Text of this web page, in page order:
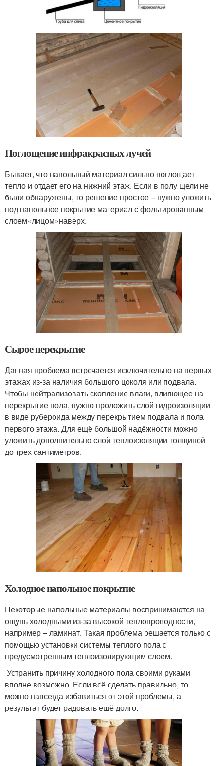
Поглощение инфракрасных лучей
Бывает, что напольный материал сильно поглощает
тепло и отдает его на нижний этаж. Если в полу щели не
были обнаружены, то решение простое – нужно уложить
под напольное покрытие материал с фольгированным
слоем«лицом»наверх.
Сырое перекрытие
Данная проблема встречается исключительно на первых
этажах из-за наличия большого цоколя или подвала.
Чтобы нейтрализовать скопление влаги, влияющее на
перекрытие пола, нужно проложить слой гидроизоляции
в виде рубероида между перекрытием подвала и пола
первого этажа. Для ещё большой надёжности можно
уложить дополнительно слой теплоизоляции толщиной
до трех сантиметров.
Холодное напольное покрытие
Некоторые напольные материалы воспринимаются на
ощупь холодными из-за высокой теплопроводности,
например – ламинат. Такая проблема решается только с
помощью установки системы теплого пола с
предусмотренным теплоизолирующим слоем.
Устранить причину холодного пола своими руками
вполне возможно. Если всё сделать правильно, то
можно навсегда избавиться от этой проблемы, а
результат будет радовать ещё долго.